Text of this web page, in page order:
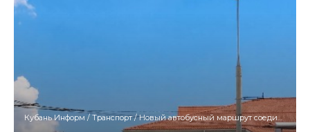
Кубань Информ / Транспорт/Новый автобусный маршрут соединил аэропорты Краснодара и Геленджика